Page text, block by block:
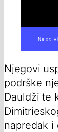
Njegovi
podrške
Dauldži te
napredak i